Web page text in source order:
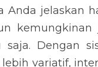
Anda jelaskan
kemungkinan
Dengan
variatif,